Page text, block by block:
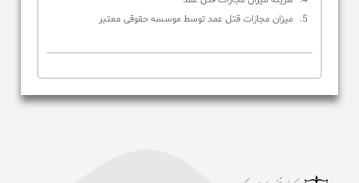
میزان مجازات قتل عمد توسط موسسه حقوقی معتبر